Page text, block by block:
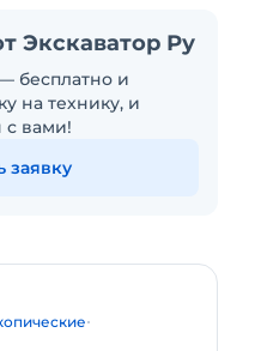
Экскаватор Ру
бесплатно и
на технику, и
с вами!
заявку